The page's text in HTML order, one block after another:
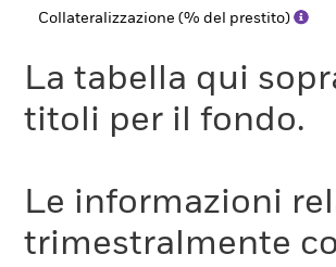
Collateralizzazione (% del prestito)
La tabella qui
titoli per il fondo.
Le informazioni
trimestralmente